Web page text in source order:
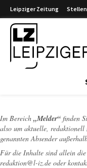
Leipziger Zeitung
Im Bereich „Melder“ finden
also um aktuelle,
genannten Absender
Für die Inhalte sind allein die
redaktion@l-iz.de oder